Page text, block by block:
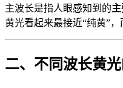
主波长是指人眼感知到的
黄光看起来最接近“纯黄”，
二、不同波长黄